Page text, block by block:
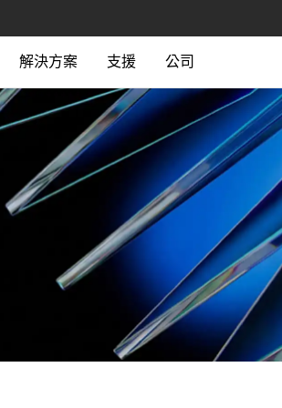
解決方案 支援 公司